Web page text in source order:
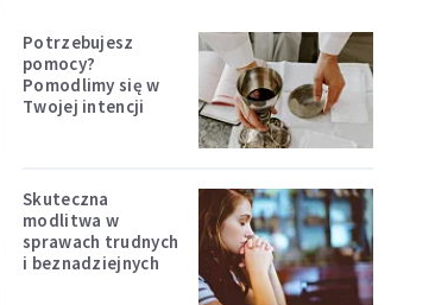
Potrzebujesz
pomocy?
Pomodlimy się w
Twojej intencji
Skuteczna
modlitwa w
sprawach trudnych
i beznadziejnych